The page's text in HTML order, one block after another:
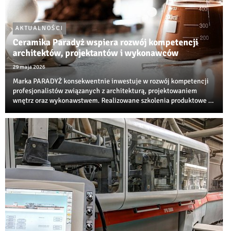
AKTUALNOŚCI
Ceramika Paradyż wspiera rozwój kompetencji
architektów, projektantów i wykonawców
29 maja 2026
Marka PARADYŻ konsekwentnie inwestuje w rozwój kompetencji
profesjonalistów związanych z architekturą, projektowaniem
wnętrz oraz wykonawstwem. Realizowane szkolenia produktowe i
edukacyjnych w branży ceramiczne...